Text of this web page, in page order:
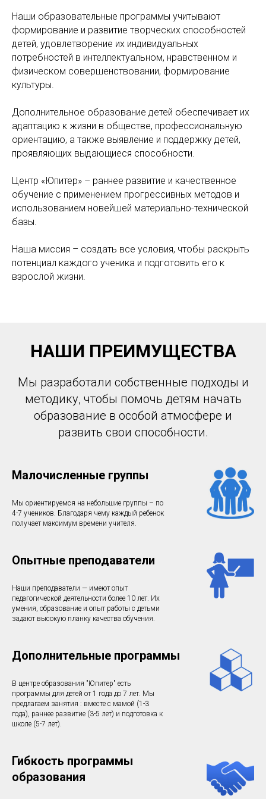
Наши образовательные программы учитывают
формирование и развитие творческих способностей
детей, удовлетворение их индивидуальных
потребностей в интеллектуальном, нравственном и
физическом совершенствовании, формирование
культуры.
Дополнительное образование детей обеспечивает их
адаптацию к жизни в обществе, профессиональную
ориентацию, а также выявление и поддержку детей,
проявляющих выдающиеся способности.
Центр «Юпитер» – раннее развитие и качественное
обучение с применением прогрессивных методов и
использованием новейшей материально-технической
базы.
Наша миссия – создать все условия, чтобы раскрыть
потенциал каждого ученика и подготовить его к
взрослой жизни.
НАШИ ПРЕИМУЩЕСТВА
Мы разработали собственные подходы и
методику, чтобы помочь детям начать
образование в особой атмосфере и
развить свои способности.
Малочисленные группы
Мы ориентируемся на небольшие группы – по
4-7 учеников. Благодаря чему каждый ребенок
получает максимум времени учителя.
Опытные преподаватели
Наши преподаватели — имеют опыт
педагогической деятельности более 10 лет. Их
умения, образование и опыт работы с детьми
задают высокую планку качества обучения.
Дополнительные программы
В центре образования "Юпитер" есть
программы для детей от 1 года до 7 лет. Мы
предлагаем занятия : вместе с мамой (1-3
года), раннее развитие (3-5 лет) и подготовка к
школе (5-7 лет).
Гибкость программы
образования